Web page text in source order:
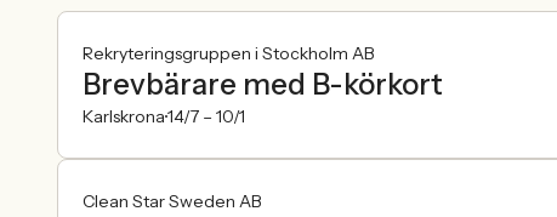
Rekryteringsgruppen i Stockholm AB
Brevbärare med B-körkort
Karlskrona14/7 – 10/1
Clean Star Sweden AB